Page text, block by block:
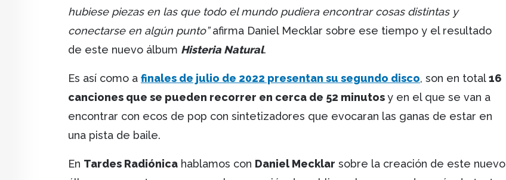
hubiese piezas en las que todo el mundo pudiera encontrar cosas distintas y
conectarse en algún punto”afirma Daniel Mecklar sobre ese tiempo y el resultado
de este nuevo álbum Histeria Natural.
Es así como a finales de julio de 2022 presentan su segundo disco, son en total16
canciones que se pueden recorrer en cerca de 52 minutosy en el que se van a
encontrar con ecos de pop con sintetizadores que evocaran las ganas de estar en
una pista de baile.
En Tardes Radiónica hablamos con Daniel Mecklar sobre la creación de este nuevo